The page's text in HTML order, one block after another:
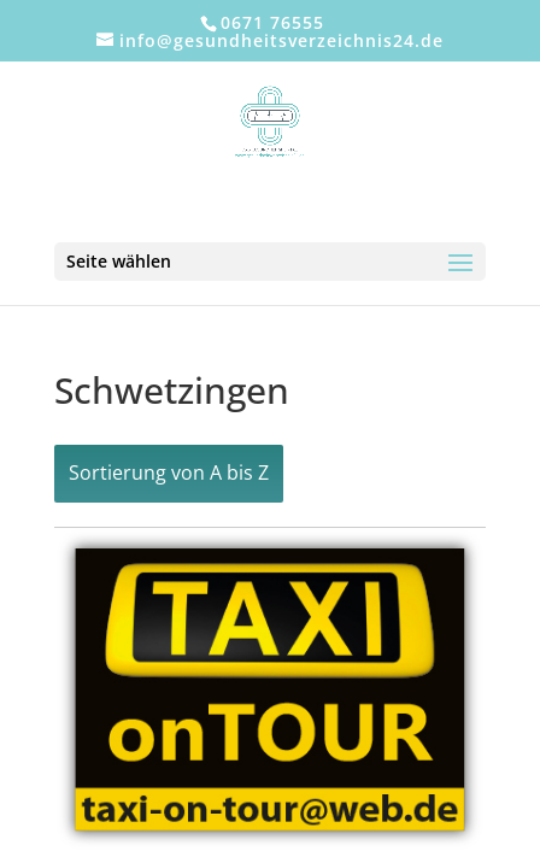
0671 76555
info@gesundheitsverzeichnis24.de
Seite wählen
Schwetzingen
Sortierung von A bis Z